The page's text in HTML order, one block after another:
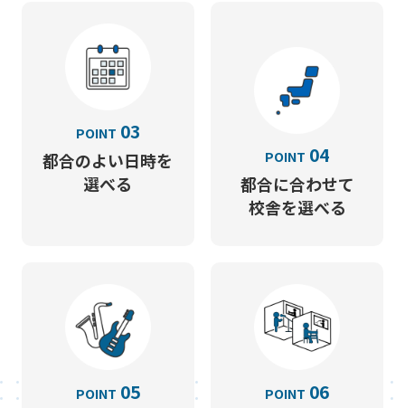
POINT 03
都合のよい日時を
選べる
POINT 04
都合に合わせて
校舎を選べる
POINT 05 POINT 06